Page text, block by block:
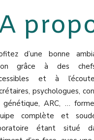
d’une bonne
grâce à des
et à
psychologues,
génétique, ARC, …
complète et
étant situé